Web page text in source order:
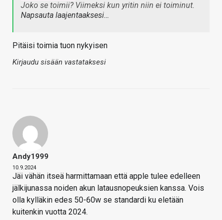
Joko se toimii? Viimeksi kun yritin niin ei toiminut.
Napsauta laajentaaksesi…
Pitäisi toimia tuon nykyisen
Kirjaudu sisään vastataksesi
Andy1999
10.9.2024
Jäi vähän itseä harmittamaan että apple tulee edelleen
jälkijunassa noiden akun latausnopeuksien kanssa. Vois
olla kylläkin edes 50-60w se standardi ku eletään
kuitenkin vuotta 2024.